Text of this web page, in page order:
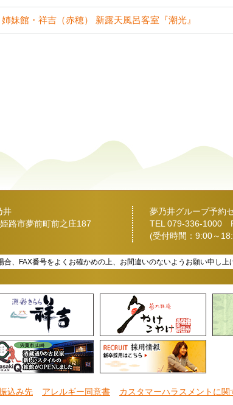
姉妹館・祥吉（赤穂） 新露天風呂客室『潮光』
井
路市夢前町前之庄187
夢乃井グループ予約
TEL079-336-1000
(受付時間：9:00～
、FAX番号をよくお確かめの上、お間違いのないようお願い申し上
込み先 アレルギー同意書 カスタマーハラスメントに関